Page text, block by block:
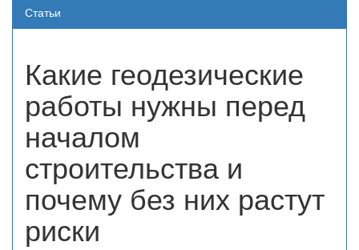
Статьи
Какие геодезические
работы нужны перед
началом
строительства и
почему без них растут
риски